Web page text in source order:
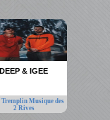
DEEP & IGEE
Tremplin Musique des
2 Rives